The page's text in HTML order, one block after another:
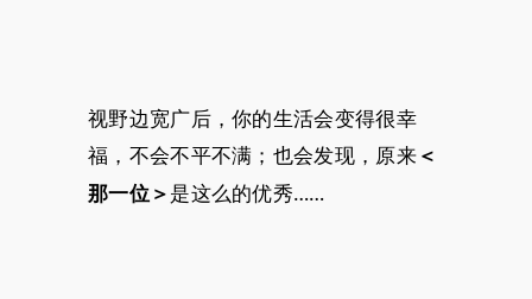
视野边宽广后，你的生活会变得很幸
福，不会不平不满；也会发现，原来＜
那一位＞ 是这么的优秀……